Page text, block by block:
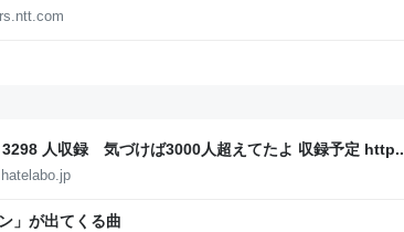
3298 人収録 気づけば3000人超えてたよ 収録予定 http..
」が出てくる曲